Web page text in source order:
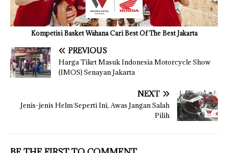
Kompetisi Basket Wahana Cari Best Of The Best Jakarta
PREVIOUS
Harga Tiket Masuk Indonesia Motorcycle Show
(IMOS) Senayan Jakarta
NEXT
Jenis-jenis Helm Seperti Ini, Awas Jangan Salah
Pilih